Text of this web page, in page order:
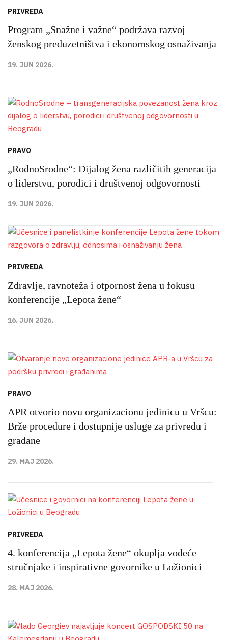
PRIVREDA
Program „Snažne i važne“ podržava razvoj
ženskog preduzetništva i ekonomskog osnaživanja
19. JUN 2026.
PRAVO
„RodnoSrodne“: Dijalog žena različitih generacija
o liderstvu, porodici i društvenoj odgovornosti
19. JUN 2026.
PRIVREDA
Zdravlje, ravnoteža i otpornost žena u fokusu
konferencije „Lepota žene“
16. JUN 2026.
PRAVO
APR otvorio novu organizacionu jedinicu u Vršcu:
Brže procedure i dostupnije usluge za privredu i
građane
29. MAJ 2026.
PRIVREDA
4. konferencija „Lepota žene“ okuplja vodeće
stručnjake i inspirativne govornike u Ložionici
28. MAJ 2026.